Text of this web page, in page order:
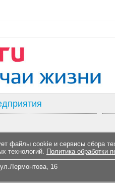
файлы cookie и сервисы сбора
технологий. Политика обработки
16